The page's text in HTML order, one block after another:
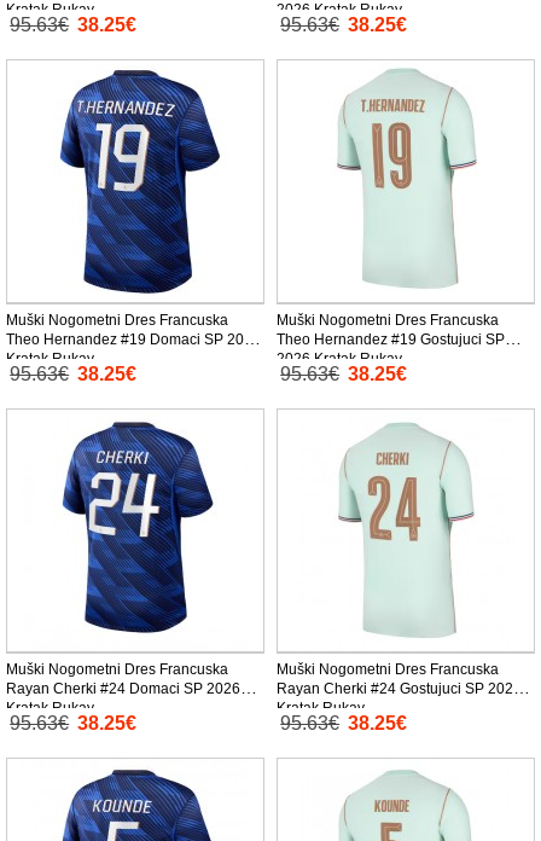
Kratak Rukav
95.63€ 38.25€
2026 Kratak Rukav
95.63€ 38.25€
Muški Nogometni Dres Francuska
Theo Hernandez #19 Domaci SP 2026
Kratak Rukav
95.63€ 38.25€
Muški Nogometni Dres Francuska
Theo Hernandez #19 Gostujuci SP
2026 Kratak Rukav
95.63€ 38.25€
Muški Nogometni Dres Francuska
Rayan Cherki #24 Domaci SP 2026
Kratak Rukav
95.63€ 38.25€
Muški Nogometni Dres Francuska
Rayan Cherki #24 Gostujuci SP 2026
Kratak Rukav
95.63€ 38.25€